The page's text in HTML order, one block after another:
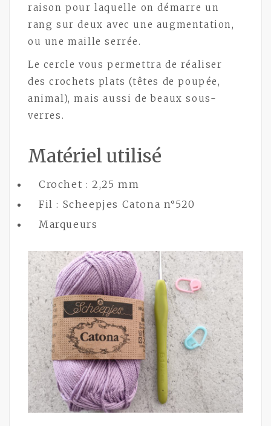
raison pour laquelle on démarre un
rang sur deux avec une augmentation,
ou une maille serrée.
Le cercle vous permettra de réaliser
des crochets plats (têtes de poupée,
animal), mais aussi de beaux sous-
verres.
Matériel utilisé
Crochet : 2,25 mm
Fil : Scheepjes Catona n°520
Marqueurs